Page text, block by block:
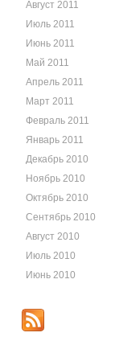
Август 2011
Июль 2011
Июнь 2011
Май 2011
Апрель 2011
Март 2011
Февраль 2011
Январь 2011
Декабрь 2010
Ноябрь 2010
Октябрь 2010
Сентябрь 2010
Август 2010
Июль 2010
Июнь 2010